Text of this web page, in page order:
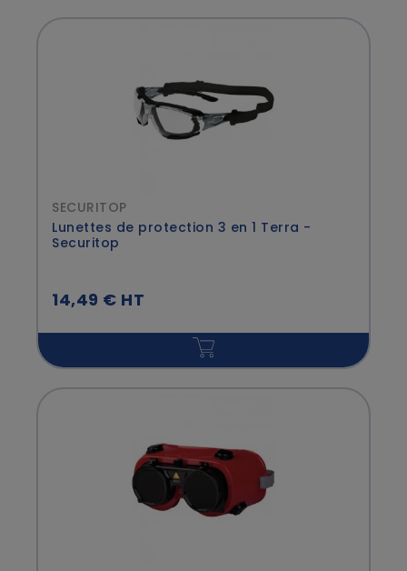
SECURITOP
Lunettes de protection 3 en 1 Terra -
Securitop
14,49 € HT